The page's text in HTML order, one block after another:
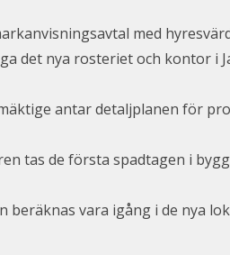
med
det nya rosteriet och kontor i
antar detaljplanen för
tas de första spadtagen i
beräknas vara igång i de nya